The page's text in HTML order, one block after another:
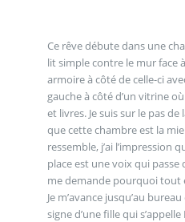
Ce rêve débute dans une
lit simple contre le mur face
armoire à côté de celle-ci
gauche à côté d’un vitrine
et livres. Je suis sur le pas
que cette chambre est la
ressemble, j’ai l’impression
place est une voix qui
me demande pourquoi tout
Je m’avance jusqu’au
signe d’une fille qui